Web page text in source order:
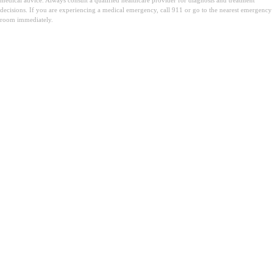
decisions. If you are experiencing a medical emergency, call 911 or go to the nearest emergency
room immediately.